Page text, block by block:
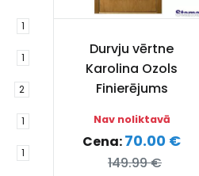
1
1
2
1
1
Durvju vērtne
Karolina Ozols
Finierējums
Nav noliktavā
Cena:70.00 €
149.99 €